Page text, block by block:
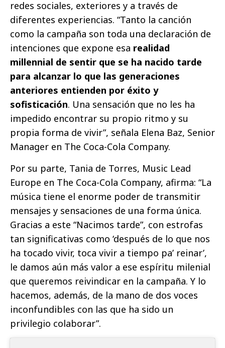
redes sociales, exteriores y a través de
diferentes experiencias. “Tanto la canción
como la campaña son toda una declaración de
intenciones que expone esa realidad
millennial de sentir que se ha nacido tarde
para alcanzar lo que las generaciones
anteriores entienden por éxito y
sofisticación. Una sensación que no les ha
impedido encontrar su propio ritmo y su
propia forma de vivir”, señala Elena Baz, Senior
Manager en The Coca-Cola Company.
Por su parte, Tania de Torres, Music Lead
Europe en The Coca-Cola Company, afirma: “La
música tiene el enorme poder de transmitir
mensajes y sensaciones de una forma única.
Gracias a este “Nacimos tarde”, con estrofas
tan significativas como ‘después de lo que nos
ha tocado vivir, toca vivir a tiempo pa’ reinar’,
le damos aún más valor a ese espíritu milenial
que queremos reivindicar en la campaña. Y lo
hacemos, además, de la mano de dos voces
inconfundibles con las que ha sido un
privilegio colaborar”.